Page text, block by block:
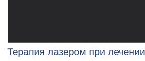
Терапия лазером при лечении